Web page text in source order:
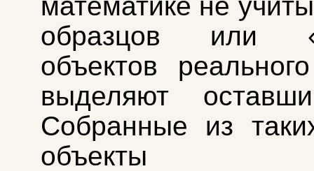
образцов или
объектов
выделяют
Собранные из
объекты